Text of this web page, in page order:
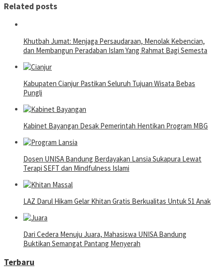
Related posts
Khutbah Jumat: Menjaga Persaudaraan, Menolak Kebencian,
dan Membangun Peradaban Islam Yang Rahmat Bagi Semesta
Kabupaten Cianjur Pastikan Seluruh Tujuan Wisata Bebas
Pungli
Kabinet Bayangan Desak Pemerintah Hentikan Program MBG
Dosen UNISA Bandung Berdayakan Lansia Sukapura Lewat
Terapi SEFT dan Mindfulness Islami
LAZ Darul Hikam Gelar Khitan Gratis Berkualitas Untuk 51 Anak
Dari Cedera Menuju Juara, Mahasiswa UNISA Bandung
Buktikan Semangat Pantang Menyerah
Terbaru